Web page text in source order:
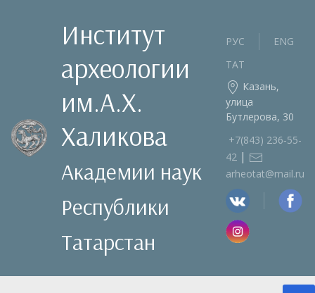
Институт
археологии
им.А.Х.
Халикова
Академии наук
Республики
Татарстан
РУС
ENG
ТАТ
Казань,
улица
Бутлерова, 30
+7(843) 236‑55-
42 |
arheotat@mail.ru